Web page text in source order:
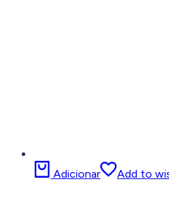
Adicionar Add to